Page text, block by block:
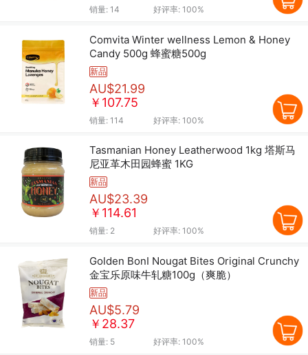
销量: 14 好评率: 100%
Comvita Winter wellness Lemon & Honey
Candy 500g 蜂蜜糖500g
新品
AU$21.99
￥107.75
销量: 114 好评率: 100%
Tasmanian Honey Leatherwood 1kg 塔斯马
尼亚革木田园蜂蜜 1KG
新品
AU$23.39
￥114.61
销量: 2 好评率: 100%
Golden BonI Nougat Bites Original Crunchy
金宝乐原味牛轧糖100g（爽脆）
新品
AU$5.79
￥28.37
销量: 5 好评率: 100%